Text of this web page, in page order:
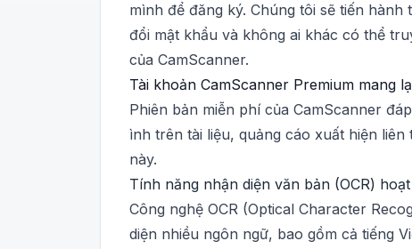
mình để đăng ký. Chúng tôi sẽ tiến
đổi mật khẩu và không ai khác có thể
của CamScanner.
Tài khoản CamScanner Premium mang
Phiên bản miễn phí của CamScanner
ình trên tài liệu, quảng cáo xuất hiện
này.
Tính năng nhận diện văn bản (OCR)
Công nghệ OCR (Optical Character
diện nhiều ngôn ngữ, bao gồm cả tiếng